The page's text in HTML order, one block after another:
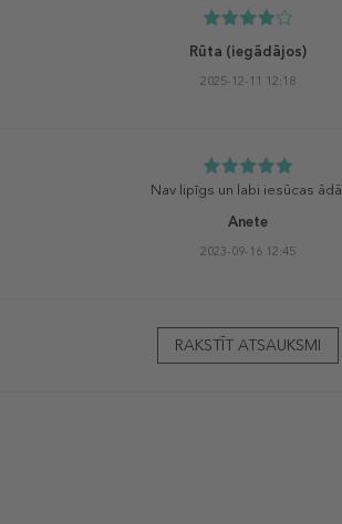
Rūta (iegādājos)
2025-12-11 12:18
Nav lipīgs un labi iesūcas ādā.
Anete
2023-09-16 12:45
RAKSTĪT ATSAUKSMI